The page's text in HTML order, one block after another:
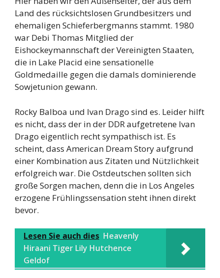
Land des rücksichtslosen Grundbesitzers und
ehemaligen Schieferbergmanns stammt. 1980
war Debi Thomas Mitglied der
Eishockeymannschaft der Vereinigten Staaten,
die in Lake Placid eine sensationelle
Goldmedaille gegen die damals dominierende
Sowjetunion gewann.
Rocky Balboa und Ivan Drago sind es. Leider hilft
es nicht, dass der in der DDR aufgetretene Ivan
Drago eigentlich recht sympathisch ist. Es
scheint, dass American Dream Story aufgrund
einer Kombination aus Zitaten und Nützlichkeit
erfolgreich war. Die Ostdeutschen sollten sich
große Sorgen machen, denn die in Los Angeles
erzogene Frühlingssensation steht ihnen direkt
bevor.
Lesen Sie auch dies Heavenly
Hiraani Tiger Lily Hutchence
Geldof